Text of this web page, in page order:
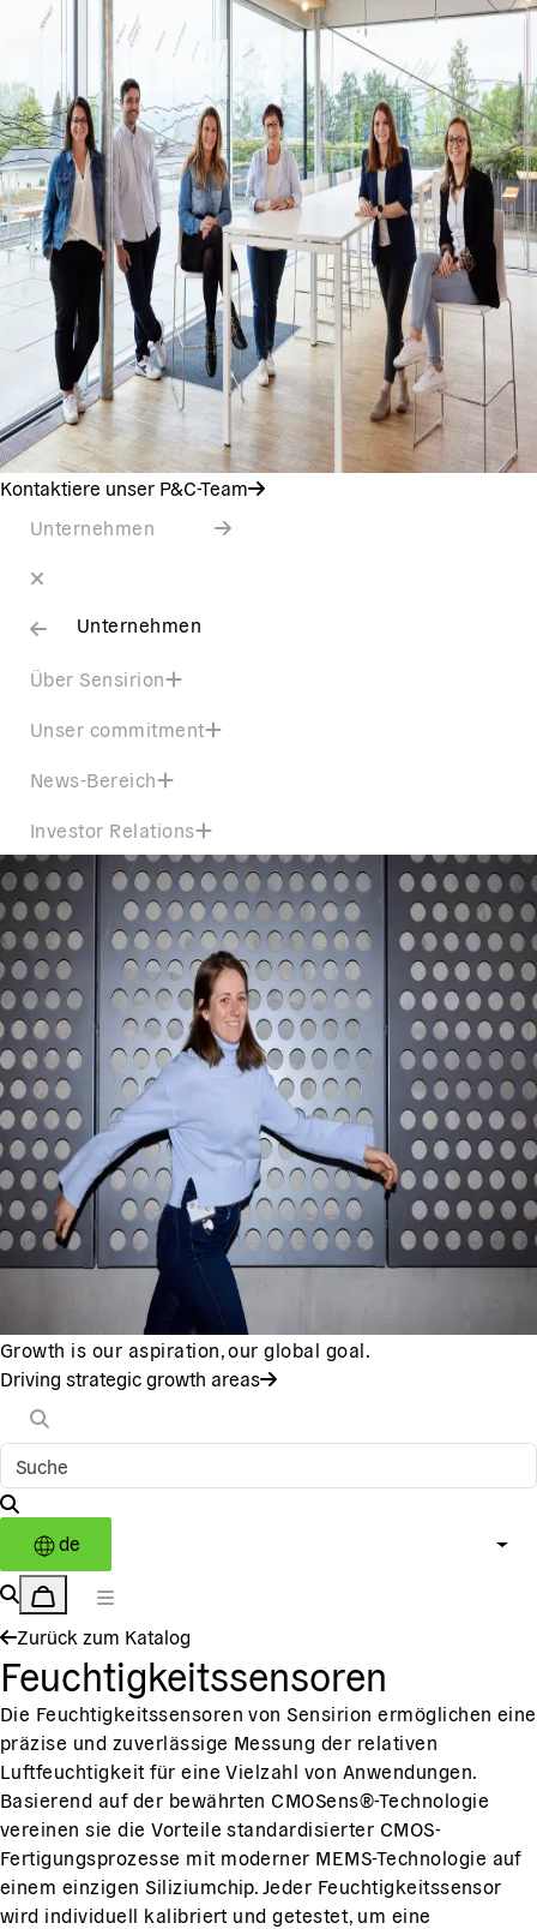
Kontaktiere unser P&C-Team
Unternehmen
Unternehmen
Über Sensirion
Unser commitment
News-Bereich
Investor Relations
Growth is our aspiration, our global goal.
Driving strategic growth areas
de
Zurück zum Katalog
Feuchtigkeitssensoren
Die Feuchtigkeitssensoren von Sensirion ermöglichen eine
präzise und zuverlässige Messung der relativen
Luftfeuchtigkeit für eine Vielzahl von Anwendungen.
Basierend auf der bewährten CMOSens®-Technologie
vereinen sie die Vorteile standardisierter CMOS-
Fertigungsprozesse mit moderner MEMS-Technologie auf
einem einzigen Siliziumchip. Jeder Feuchtigkeitssensor
wird individuell kalibriert und getestet, um eine